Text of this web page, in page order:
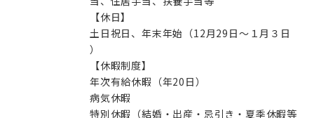
【休日】
土日祝日、年末年始（12月29日～１月３日
）
【休暇制度】
年次有給休暇（年20日）
病気休暇
特別休暇（結婚・出産・忌引き・夏季休暇等